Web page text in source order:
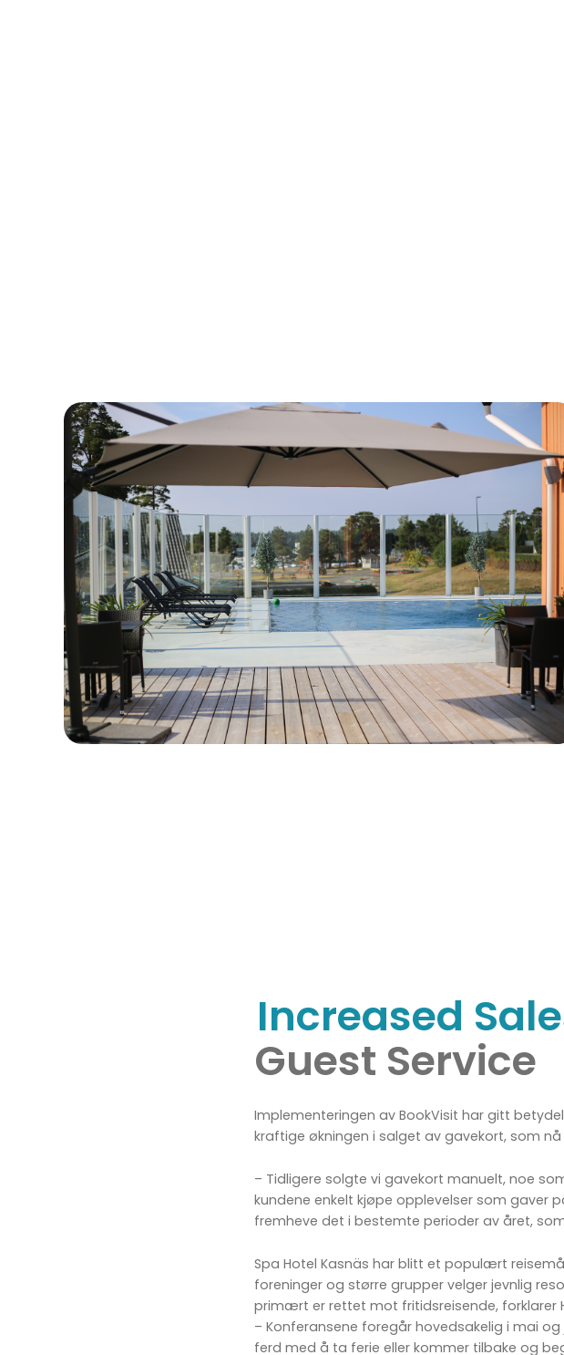
Increased
Guest Service
Implementeringen av BookVisit har gitt
kraftige økningen i salget av gavekort, som
– Tidligere solgte vi gavekort manuelt, noe
kundene enkelt kjøpe opplevelser som gaver
fremheve det i bestemte perioder av året,
Spa Hotel Kasnäs har blitt et populært
foreninger og større grupper velger jevnlig
primært er rettet mot fritidsreisende, forklarer
– Konferansene foregår hovedsakelig i mai
ferd med å ta ferie eller kommer tilbake og